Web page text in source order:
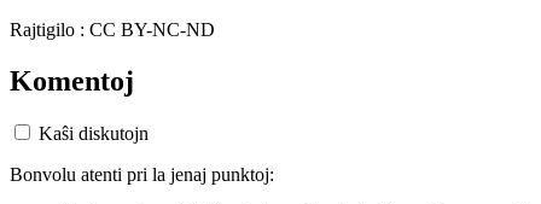
Rajtigilo : CC BY-NC-ND
Komentoj
Kaŝi diskutojn
Bonvolu atenti pri la jenaj punktoj: